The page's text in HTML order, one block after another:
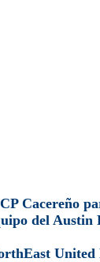
Cacereño
del Austin
United